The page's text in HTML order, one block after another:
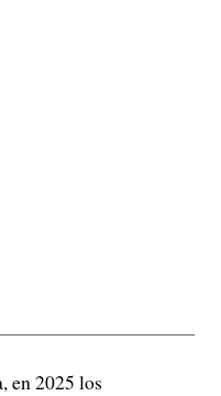
en 2025 los